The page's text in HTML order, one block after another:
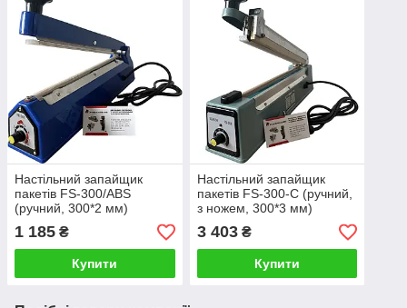
Настільний запайщик
пакетів FS-300/ABS
(ручний, 300*2 мм)
1 185 ₴
Купити
Настільний запайщик
пакетів FS-300-С (ручний,
з ножем, 300*3 мм)
3 403₴
Купити